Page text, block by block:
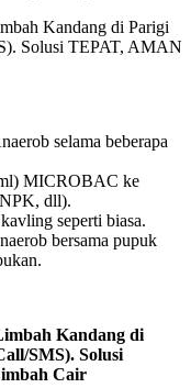
selama beberapa
MICROBAC ke
dll).
seperti biasa.
bersama pupuk
Kandang di
SMS). Solusi
Cair